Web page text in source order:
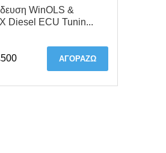
WinOLS &
Diesel ECU Tunin...
ΑΓΟΡΆΖΩ